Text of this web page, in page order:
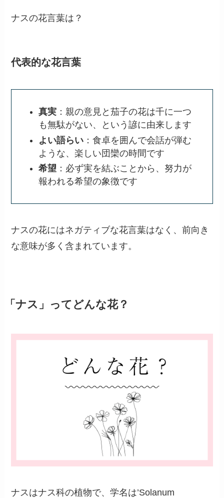
ナスの花言葉は？
代表的な花言葉
真実 ：親の意見と茄子の花は千に一つ
も無駄がない、という諺に由来します
よい語らい ：食卓を囲んで会話が弾む
ような、楽しい団欒の時間です
希望 ：必ず実を結ぶことから、努力が
報われる希望の象徴です
ナスの花にはネガティブな花言葉はなく、前向き
な意味が多く含まれています。
「ナス」ってどんな花？
ナスはナス科の植物で、学名は’Solanum